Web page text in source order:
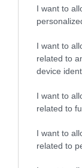
I want to
I want to
related to
device
I want to
related to
I want to
related to